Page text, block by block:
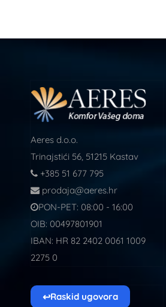
Aeres d.o.o.
Trinajstići 56, 51215 Kastav
+385 51 677 795
prodaja@aeres.hr
PON-PET: 08:00 - 16:00
OIB: 00497801901
IBAN: HR 82 2402 0061 1009
2275 0
↩Raskid ugovora